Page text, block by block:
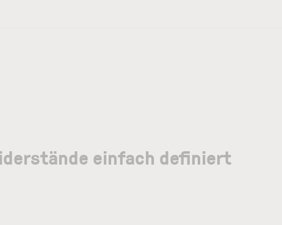
einfach definiert